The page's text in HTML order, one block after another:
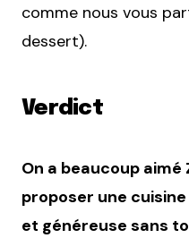
comme nous vous
dessert).
Verdict
On a beaucoup aimé
proposer une
et généreuse sans